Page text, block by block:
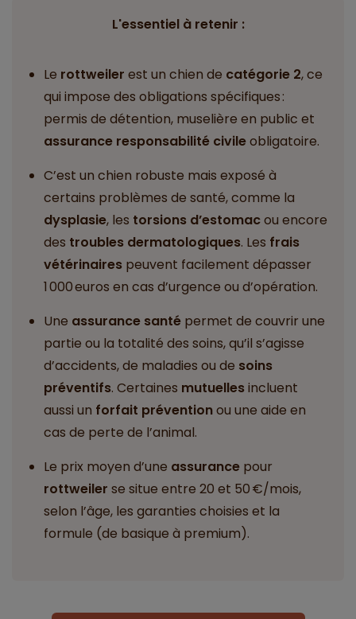
L'essentiel à retenir :
Le rottweiler est un chien de catégorie 2, ce
qui impose des obligations spécifiques :
permis de détention, muselière en public et
assurance responsabilité civileobligatoire.
C’est un chien robuste mais exposé à
certains problèmes de santé, comme la
dysplasie, les torsions d’estomacou encore
des troubles dermatologiques. Les frais
vétérinaires peuvent facilement dépasser
1 000 euros en cas d’urgence ou d’opération.
Une assurance santé permet de couvrir une
partie ou la totalité des soins, qu’il s’agisse
d’accidents, de maladies ou de soins
préventifs. Certaines mutuellesincluent
aussi un forfait préventionou une aide en
cas de perte de l’animal.
Le prix moyen d’une assurance pour
rottweiler se situe entre 20 et 50 €/mois,
selon l’âge, les garanties choisies et la
formule (de basique à premium).